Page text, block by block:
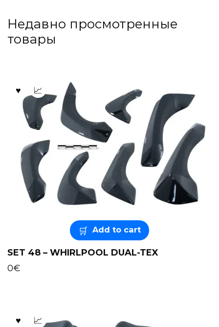
Недавно просмотренные
товары
Add to cart
SET 48 – WHIRLPOOL DUAL-TEX
0€